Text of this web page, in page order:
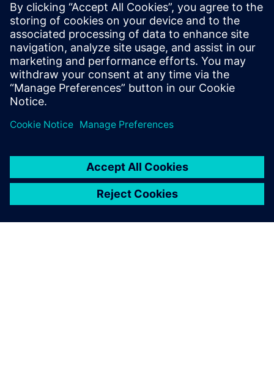
Equipo de relaciones públicas de Siemens Digital Industries
Software
Email: press.software.sisw@siemens.com